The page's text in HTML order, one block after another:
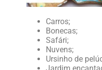
Carros;
Bonecas;
Safári;
Nuvens;
Ursinho de